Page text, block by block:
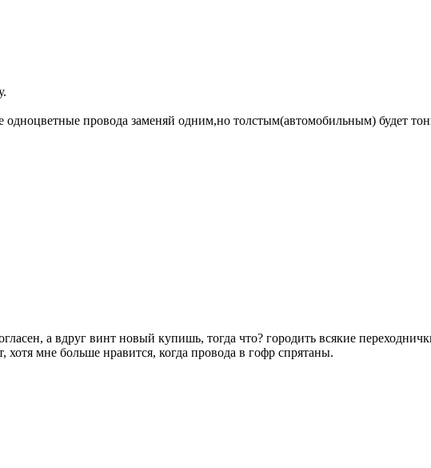
провода заменяй одним,но толстым(автомобильным) будет
а вдруг винт новый купишь, тогда что? городить всякие
хотя мне больше нравится, когда провода в гофр спрятаны.